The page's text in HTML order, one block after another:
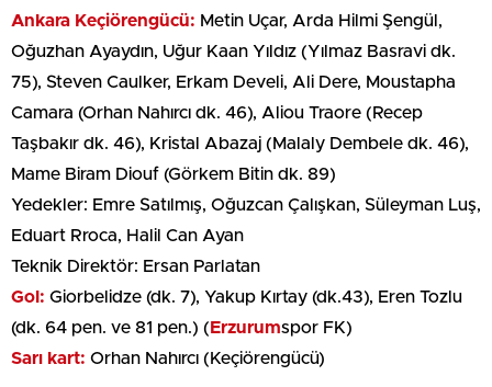
Ankara Keçiörengücü: Metin Uçar, Arda Hilmi Şengül,
Oğuzhan Ayaydın, Uğur Kaan Yıldız (Yılmaz Basravi dk.
75), Steven Caulker, Erkam Develi, Ali Dere, Moustapha
Camara (Orhan Nahırcı dk. 46), Aliou Traore (Recep
Taşbakır dk. 46), Kristal Abazaj (Malaly Dembele dk. 46),
Mame Biram Diouf (Görkem Bitin dk. 89)
Yedekler: Emre Satılmış, Oğuzcan Çalışkan, Süleyman Luş,
Eduart Rroca, Halil Can Ayan
Teknik Direktör: Ersan Parlatan
Gol: Giorbelidze (dk. 7), Yakup Kırtay (dk.43), Eren Tozlu
(dk. 64 pen. ve 81 pen.) ( Erzurumspor FK)
Sarı kart: Orhan Nahırcı (Keçiörengücü)